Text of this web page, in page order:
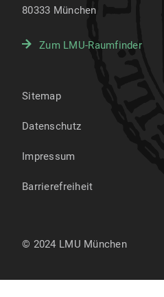
80333 München
Zum LMU-Raumfinder
Sitemap
Datenschutz
Impressum
Barrierefreiheit
© 2024 LMU München